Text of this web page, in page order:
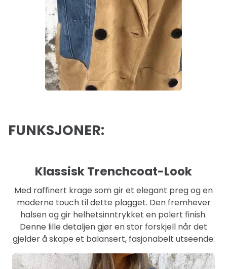
FUNKSJONER:
Klassisk Trenchcoat-Look
Med raffinert krage som gir et elegant preg og en
moderne touch til dette plagget. Den fremhever
halsen og gir helhetsinntrykket en polert finish.
Denne lille detaljen gjør en stor forskjell når det
gjelder å skape et balansert, fasjonabelt utseende.